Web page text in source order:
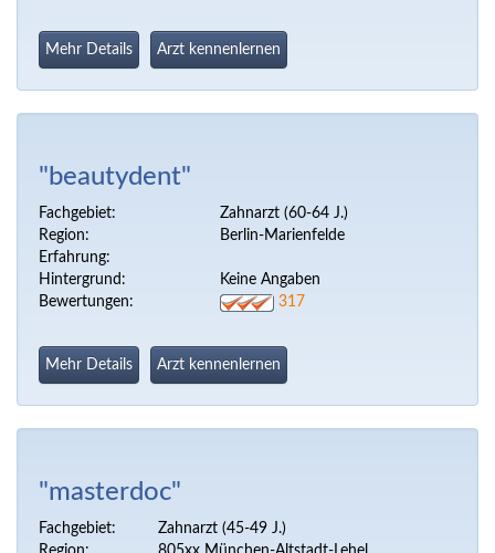
Mehr Details Arzt kennenlernen
"beautydent"
Fachgebiet:
Zahnarzt (60-64 J.)
Region:
Berlin-Marienfelde
Erfahrung:
Hintergrund:
Keine Angaben
Bewertungen:
317
Mehr Details Arzt kennenlernen
"masterdoc"
Fachgebiet:
Zahnarzt (45-49 J.)